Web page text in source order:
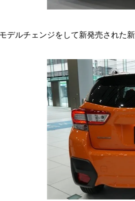
デルチェンジをして新発売された